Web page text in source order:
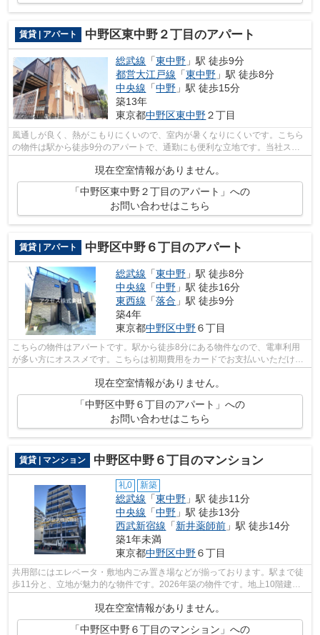
賃貸 | アパート 中野区東中野２丁目のアパート
総武線 「東中野 」駅 徒歩9分
都営大江戸線 「東中野 」駅 徒歩8分
中央線 「中野 」駅 徒歩15分
築13年
東京都中野区東中野２丁目
風通しが良く、熱がこもりにくいので、室内が暑くなりにくいです。こちら
の物件は駅から徒歩9分のアパートで、通勤にも便利な立地です。当社スタ
ッフが中野区地域の不動産情報をご提供...
現在空室情報がありません。
「中野区東中野２丁目のアパート」への
お問い合わせはこちら
賃貸 | アパート 中野区中野６丁目のアパート
総武線 「東中野 」駅 徒歩8分
中央線 「中野 」駅 徒歩16分
東西線 「落合 」駅 徒歩9分
築4年
東京都中野区中野６丁目
こちらの物件はアパートです。駅から徒歩8分にある物件なので、電車利用
が多い方にオススメです。こちらは初期費用をカードでお支払いいただける
現在空室情報がありません。
「中野区中野６丁目のアパート」への
お問い合わせはこちら
賃貸 | マンション 中野区中野６丁目のマンション
礼0 新築
総武線 「東中野 」駅 徒歩11分
中央線 「中野 」駅 徒歩13分
西武新宿線 「新井薬師前 」駅 徒歩14分
築1年未満
東京都中野区中野６丁目
共用部にはエレベータ・敷地内ごみ置き場などが揃っております。駅まで徒
歩11分と、立地が魅力的な物件です。2026年築の物件です。地上10階建て
現在空室情報がありません。
「中野区中野６丁目のマンション」への